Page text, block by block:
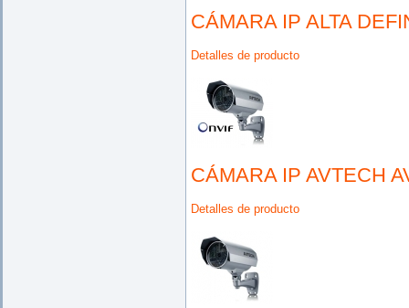
CÁMARA IP ALTA
Detalles de producto
CÁMARA IP AVTECH
Detalles de producto